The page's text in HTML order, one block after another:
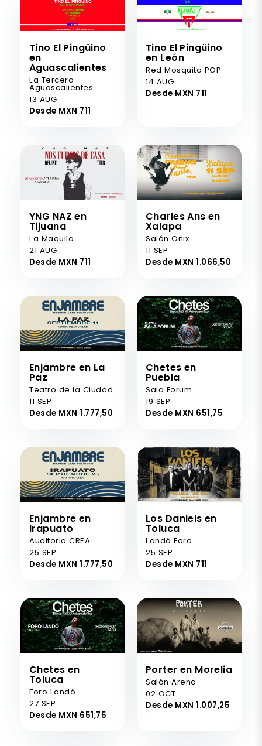
Tino El Pingüino
en
Aguascalientes
La Tercera -
Aguascalientes
13 AUG
Desde MXN 711
Tino El Pingüino
en León
Red Mosquito POP
14 AUG
Desde MXN 711
YNG NAZ en
Tijuana
La Maquila
21 AUG
Desde MXN 711
Charles Ans en
Xalapa
Salón Onix
11 SEP
Desde MXN 1.066,50
Enjambre en La
Paz
Teatro de la Ciudad
11 SEP
Desde MXN 1.777,50
Chetes en
Puebla
Sala Forum
19 SEP
Desde MXN 651,75
Enjambre en
Irapuato
Auditorio CREA
25 SEP
Desde MXN 1.777,50
Los Daniels en
Toluca
Landó Foro
25 SEP
Desde MXN 711
Chetes en
Toluca
Foro Landó
27 SEP
Desde MXN 651,75
Porter en Morelia
Salón Arena
02 OCT
Desde MXN 1.007,25